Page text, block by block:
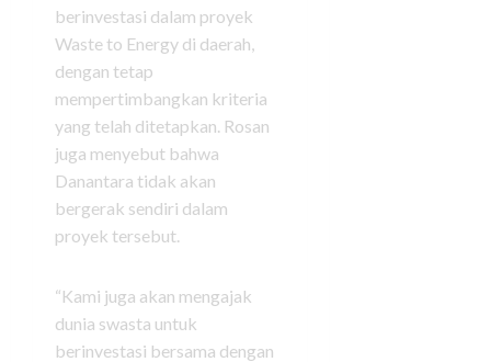
berinvestasi dalam proyek
Waste to Energy di daerah,
dengan tetap
mempertimbangkan kriteria
yang telah ditetapkan. Rosan
juga menyebut bahwa
Danantara tidak akan
bergerak sendiri dalam
proyek tersebut.
“Kami juga akan mengajak
dunia swasta untuk
berinvestasi bersama dengan